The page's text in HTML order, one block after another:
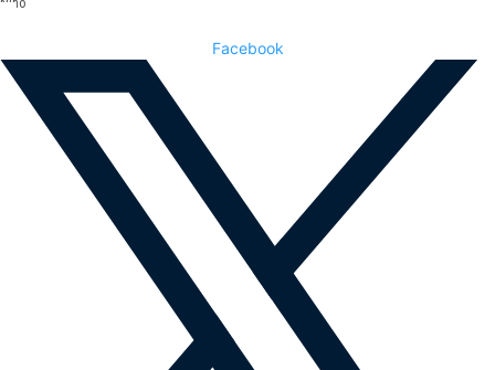
Niño
Facebook